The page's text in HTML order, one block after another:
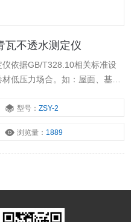
瓦不透水测定仪
依据GB/T328.10相关标准设
低压力场合。如：屋面、基
的情况下使用。
型号：ZSY-2
浏览量： 1889